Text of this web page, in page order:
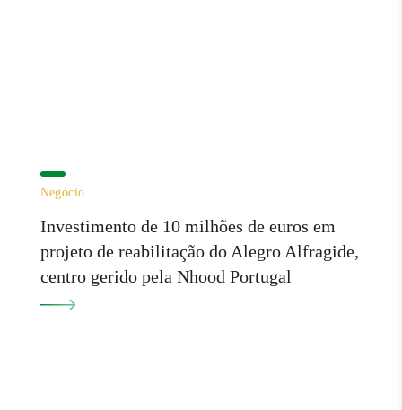
Negócio
Investimento de 10 milhões de euros em
projeto de reabilitação do Alegro Alfragide,
centro gerido pela Nhood Portugal